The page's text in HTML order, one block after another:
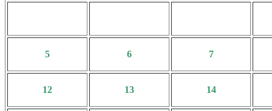
5 6 7
12 13 14